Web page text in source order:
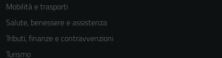
Mobilità e trasporti
Salute, benessere e assistenza
Tributi, finanze e contravvenzioni
Turismo